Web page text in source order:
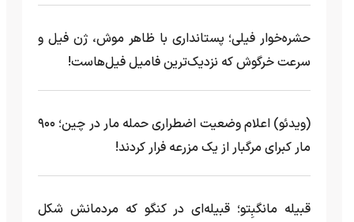
حشره‌خوار فیلی؛ پستانداری با ظاهر موش، ژن فیل و
سرعت خرگوش که نزدیک‌ترین فامیل فیل‌هاست!
(ویدئو) اعلام وضعیت اضطراری حمله مار‌ در چین؛ ۹۰۰
مار کبرای مرگبار از یک مزرعه‌ فرار کردند!
قبیله مانگبِتو؛ قبیله‌ای در کنگو که مردمانش شکل